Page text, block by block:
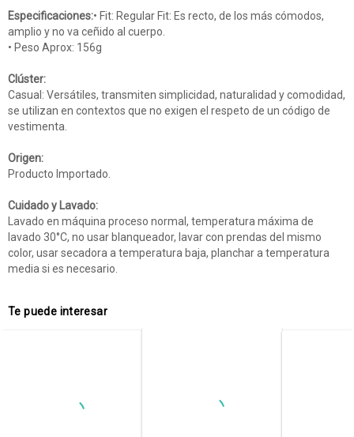
Especificaciones:• Fit: Regular Fit: Es recto, de los más cómodos,
amplio y no va ceñido al cuerpo.
• Peso Aprox: 156g
Clúster:
Casual: Versátiles, transmiten simplicidad, naturalidad y comodidad,
se utilizan en contextos que no exigen el respeto de un código de
vestimenta.
Origen:
Producto Importado.
Cuidado y Lavado:
Lavado en máquina proceso normal, temperatura máxima de
lavado 30°C, no usar blanqueador, lavar con prendas del mismo
color, usar secadora a temperatura baja, planchar a temperatura
media si es necesario.
Te puede interesar